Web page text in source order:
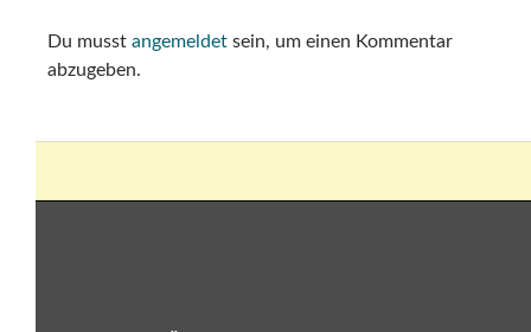
Du musst angemeldet sein, um einen Kommentar
abzugeben.